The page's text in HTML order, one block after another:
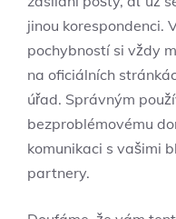
jinou korespondenci.
pochybností si vždy
na oficiálních
úřad. Správným
bezproblémovému
komunikaci s vašimi
partnery.